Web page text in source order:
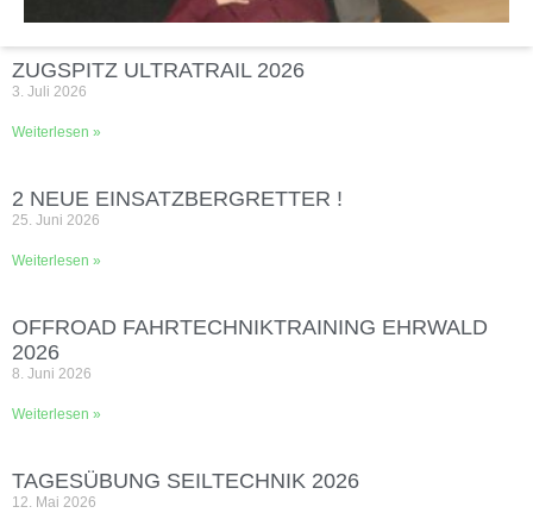
ZUGSPITZ ULTRATRAIL 2026
3. Juli 2026
Weiterlesen »
2 NEUE EINSATZBERGRETTER !
25. Juni 2026
Weiterlesen »
OFFROAD FAHRTECHNIKTRAINING EHRWALD
2026
8. Juni 2026
Weiterlesen »
TAGESÜBUNG SEILTECHNIK 2026
12. Mai 2026